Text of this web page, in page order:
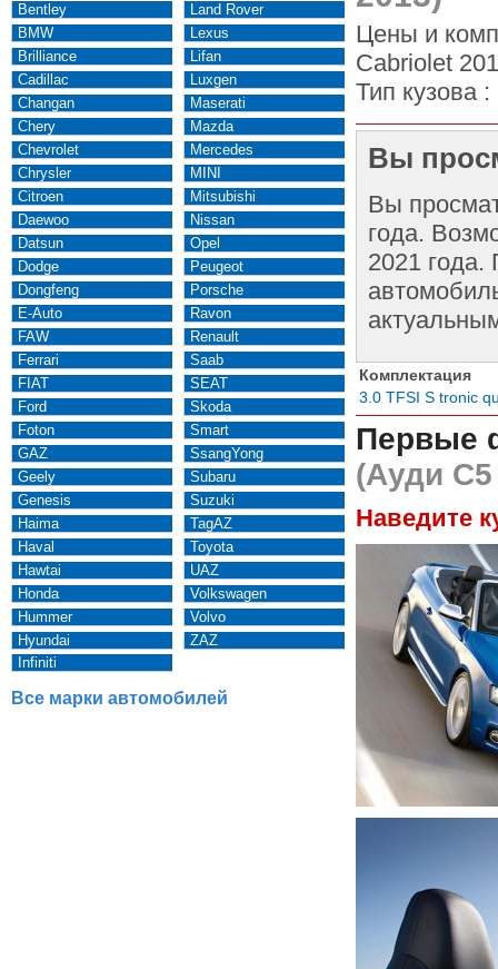
Bentley
BMW
Brilliance
Cadillac
Changan
Chery
Chevrolet
Chrysler
Citroen
Daewoo
Datsun
Dodge
Dongfeng
E-Auto
FAW
Ferrari
FIAT
Ford
Foton
GAZ
Geely
Genesis
Haima
Haval
Hawtai
Honda
Hummer
Hyundai
Infiniti
Land Rover
Lexus
Lifan
Luxgen
Maserati
Mazda
Mercedes
MINI
Mitsubishi
Nissan
Opel
Peugeot
Porsche
Ravon
Renault
Saab
SEAT
Skoda
Smart
SsangYong
Subaru
Suzuki
TagAZ
Toyota
UAZ
Volkswagen
Volvo
ZAZ
Все марки автомобилей
Цены и
Cabriolet
Тип кузова :
Вы
Вы
года.
2021 года.
Комплектация
3.0 TFSI S tronic
Первые
(Ауди С5
Наведите